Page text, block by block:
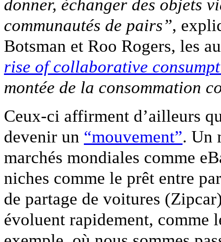
donner, échanger des objets
communautés de pairs”,
Botsman et Roo Rogers, les
rise of collaborative
montée de la consommation
Ceux-ci affirment d’ailleurs
devenir un “mouvement”. Un
marchés mondiales comme
niches comme le prêt entre
de partage de voitures
évoluent rapidement, comme